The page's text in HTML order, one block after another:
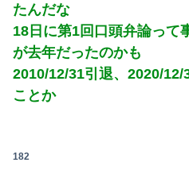
たんだな
18日に第1回口頭弁論って
が去年だったのかも
2010/12/31引退、2020/12/
ことか
182